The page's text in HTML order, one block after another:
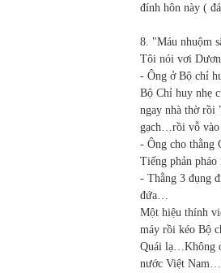
đính hôn này (
8. "Máu nhuộm
Tôi nói vơi
- Ông ở Bộ chỉ
Bộ Chỉ huy nhẹ
ngay nhà thờ
gạch…rồi vỗ vào
- Ông cho thằng
Tiếng phản
- Thằng 3 đụng
đứa…
Một hiệu thính
máy rồi kéo Bộ
Quái lạ…Không
nước Việt